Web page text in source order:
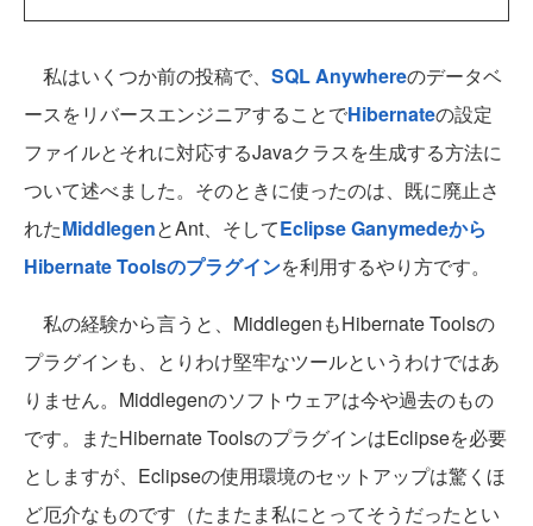
私はいくつか前の投稿で、 SQL Anywhereのデータベ
ースをリバースエンジニアすることでHibernateの設定
ファイルとそれに対応するJavaクラスを生成する方法に
ついて述べました。そのときに使ったのは、既に廃止さ
れたMiddlegenとAnt、そしてEclipse Ganymedeから
Hibernate Toolsのプラグインを利用するやり方です。
私の経験から言うと、MiddlegenもHibernate Toolsの
プラグインも、とりわけ堅牢なツールというわけではあ
りません。Middlegenのソフトウェアは今や過去のもの
です。またHibernate ToolsのプラグインはEclipseを必要
としますが、Eclipseの使用環境のセットアップは驚くほ
ど厄介なものです（たまたま私にとってそうだったとい